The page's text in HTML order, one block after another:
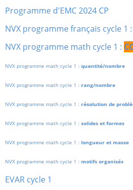
Programme d'EMC 2024 CP
NVX programme français cycle 1 :
NVX programme math cycle 1 :
NVX programme math cycle 1 : quantité/nombre
NVX programme math cycle 1 : rang/nombre
NVX programme math cycle 1 : résolution de
NVX programme math cycle 1 : solides et formes
NVX programme math cycle 1 : longueur et masse
NVX programme math cycle 1 : motifs organisés
EVAR cycle 1